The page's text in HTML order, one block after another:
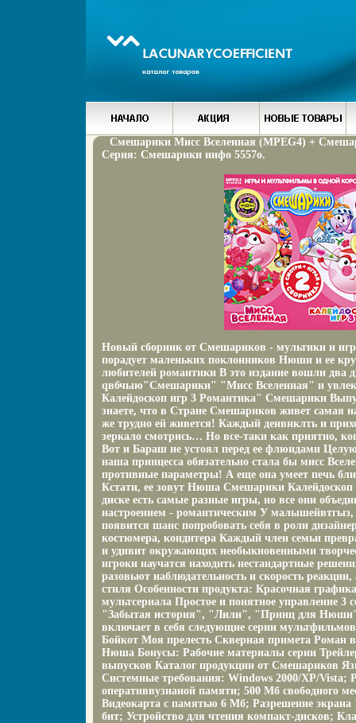
Смешарики Мисс Вселенная (MPEG4) +
Серия: Смешарики инфо 5557o.
Новый сборник от Смешариков - мультики и
порадует маленьких поклонников Нюши и ее
любителей романтики В это издание вошли два
qвбчыю"Смешарики" "Мисс Вселенная" и
Калейдоскоп игр 3 Романтика" Смешарики
знаете, что в Стране Смешариков живет самая
же трудно ей живется! Каждый денвнклть и
зеркало смотрись… Но все-таки как приятно,
Вот и Бараш не устоял перед ее флюидами
наша принцесса обязательно стала бы мисс
противные параметры! А еще она умеет печь
Кстати, ее зовут Нюша Смешарики
диске есть самые разные игры, но все они
настроением - романтическим У малышейвтгыз,
появится шанс попробовать себя в роли
костюмера, кондитера Каждый член семьи
и удивит окружающих необыкновенными
игроки научатся находить нестандартные
разовьют наблюдательность и скорость
стиля Особенности продукта: Красочная
мультсериала Простое и понятное управление 3
"Забытая история", "Лили", "Принц для Нюши"
включает в себя следующие серии
Бойкот Моя прелесть Скверная примета Роман
Нюша Бонусы: Рабочие материалы серии
выпусков Каталог продукции от Смешариков
Системные требования: Windows 2000/XP/Vista;
оперативвузианой памяти; 500 Мб свободного
Видеокарта с памятью 6 Мб; Разрешение экрана
бит; Устройство для чтения компакт-дисков;